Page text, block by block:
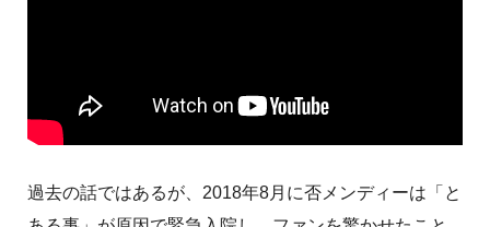
過去の話ではあるが、2018年8月に否メンディーは「と